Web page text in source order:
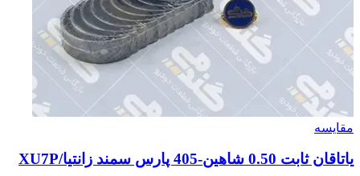
مقایسه
ياتاقان ثابت 0.50 شاهين-405 پارس سمند زانتيا/XU7P